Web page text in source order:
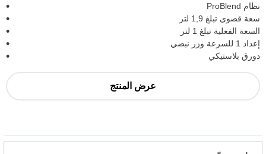
نظام ProBlend
سعة قصوى تبلغ 1,9 لتر
السعة الفعلية تبلغ 1 لتر
إعداد 1 للسرعة وزر نبضي
دورق بلاستيكي
عرض المنتج